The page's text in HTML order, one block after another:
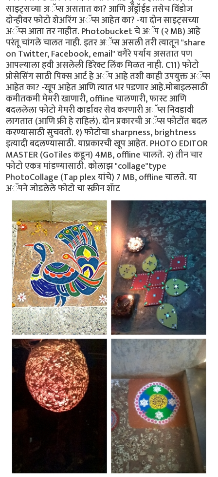
साइट्सच्या अॅप्स असतात का? आणि अँड्रॉईड तसेच विंडोज
दोन्हीवर फोटो शेअरिंग अॅप्स आहेत का? -या दोन साइट्सच्या
अॅप्स आता तर नाहीत. Photobucket चे अॅप (२ MB) आहे
परंतू चांगले चालत नाही. इतर अॅप्स असली तरी त्यातून "share
on Twitter, Facebook, email" वगैरे पर्याय असतात पण
आपल्याला हवी असलेली डिरेक्ट लिंक मिळत नाही. C11) फोटो
प्रोसेसिंग साठी पिक्स आर्ट हे अॅप आहे तशी काही उपयुक्त अॅप्स
आहेत का? -खूप आहेत आणि त्यात भर पडणार आहे.मोबाइलसाठी
कमीतकमी मेमरी खाणारी, offline चालणारी, फास्ट आणि
बदललेला फोटो मेमरी कार्डावर सेव करणारी अॅप्स निवडावी
लागतात (आणि फ्री हे राहिलं). दोन प्रकारची अॅप्स फोटोंत बदल
करण्यासाठी सुचवतो. १) फोटोचा sharpness, brightness
इत्यादी बदलण्यासाठी. याप्रकारची खूप आहेत. PHOTO EDITOR
MASTER (GoTiles कडून) 4MB, offline चालते. २) तीन चार
फोटो एकत्र मांडण्यासाठी. कोलाझ "collage"type
PhotoCollage (Tap plex यांचे) 7 MB, offline चालते. या
अॅपने जोडलेले फोटो चा स्क्रीन शॅाट